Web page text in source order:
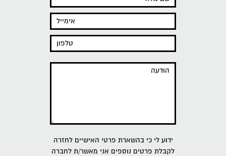
ידוע לי כי בהשארת פרטי האישיים לחזרה
לקבלת פרטים נוספים אני מאשר/ת לחברה